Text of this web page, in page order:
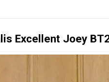
Excellent Joey